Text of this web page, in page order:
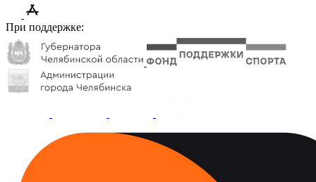
При поддержке: